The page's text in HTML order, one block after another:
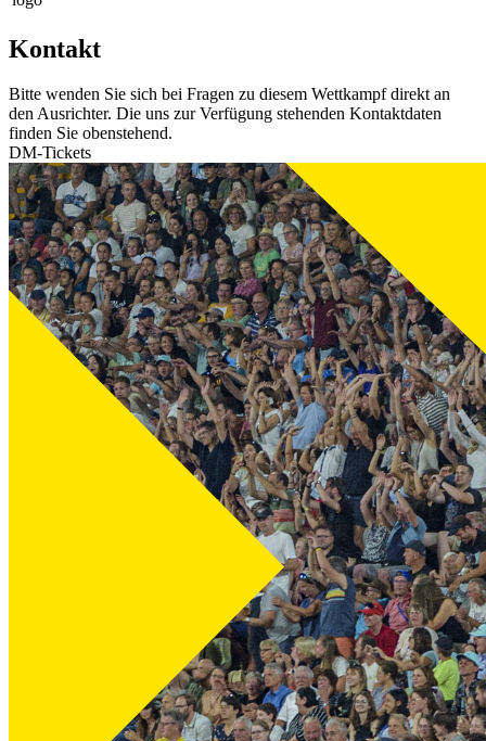
Kontakt
Bitte wenden Sie sich bei Fragen zu diesem Wettkampf direkt an
den Ausrichter. Die uns zur Verfügung stehenden Kontaktdaten
finden Sie obenstehend.
DM-Tickets